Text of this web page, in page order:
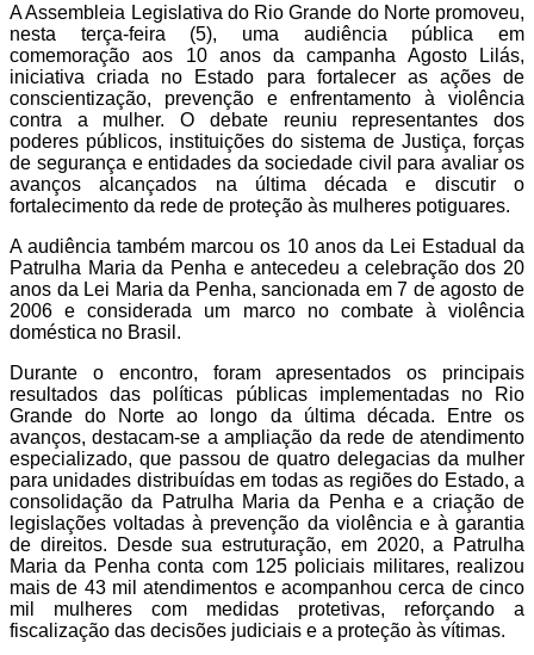
A Assembleia Legislativa do Rio Grande do Norte promoveu,
nesta terça-feira (5), uma audiência pública em
comemoração aos 10 anos da campanha Agosto Lilás,
iniciativa criada no Estado para fortalecer as ações de
conscientização, prevenção e enfrentamento à violência
contra a mulher. O debate reuniu representantes dos
poderes públicos, instituições do sistema de Justiça, forças
de segurança e entidades da sociedade civil para avaliar os
avanços alcançados na última década e discutir o
fortalecimento da rede de proteção às mulheres potiguares.
A audiência também marcou os 10 anos da Lei Estadual da
Patrulha Maria da Penha e antecedeu a celebração dos 20
anos da Lei Maria da Penha, sancionada em 7 de agosto de
2006 e considerada um marco no combate à violência
doméstica no Brasil.
Durante o encontro, foram apresentados os principais
resultados das políticas públicas implementadas no Rio
Grande do Norte ao longo da última década. Entre os
avanços, destacam-se a ampliação da rede de atendimento
especializado, que passou de quatro delegacias da mulher
para unidades distribuídas em todas as regiões do Estado, a
consolidação da Patrulha Maria da Penha e a criação de
legislações voltadas à prevenção da violência e à garantia
de direitos. Desde sua estruturação, em 2020, a Patrulha
Maria da Penha conta com 125 policiais militares, realizou
mais de 43 mil atendimentos e acompanhou cerca de cinco
mil mulheres com medidas protetivas, reforçando a
fiscalização das decisões judiciais e a proteção às vítimas.